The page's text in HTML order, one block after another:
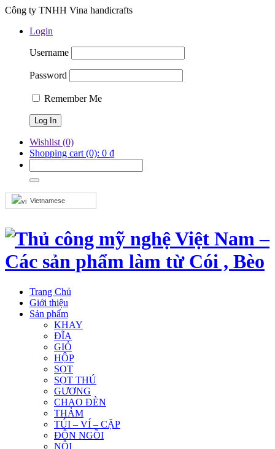
Công ty TNHH Vina handicrafts
Login
Username
Password
Remember Me
Wishlist (0)
Shopping cart (0): 0 ₫
Vietnamese
Trang Chủ
Giới thiệu
Sản phẩm
KHAY
ĐĨA
GIỎ
HỘP
SỌT
SỌT THÚ
GƯƠNG
CHAO ĐÈN
THẢM
TÚI – VÍ – CẶP
ĐÔN NGỒI
NÔI